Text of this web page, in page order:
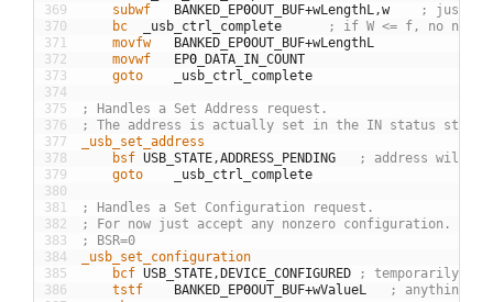
369
370
371
372
373
374
375
376
377
378
379
380
381
382
383
384
385
386
	subwf
BANKED EP0OUT BUF+wLengthL,w
; just
	bc
usb ctrl complete
; if W <= f, no need
	movfw
BANKED EP0OUT BUF+wLengthL
	movwf
EP0 DATA IN COUNT
	goto
usb ctrl complete
; Handles a Set Address request.
; The address is actually set in the IN status stage.
_usb_set_address
	bsf
USB STATE,ADDRESS PENDING
; address will
	goto
usb ctrl complete
; Handles a Set Configuration request.
; For now just accept any nonzero configuration.
; BSR=0
_usb_set_configuration
	bcf
USB STATE, DEVICE CONFIGURED
; temporarily
	tstf
BANKED EP0OUT BUF+wValueL
; anything